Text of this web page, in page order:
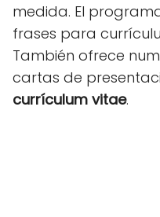
medida. El
frases para
También ofrece
cartas de
currículum vitae.